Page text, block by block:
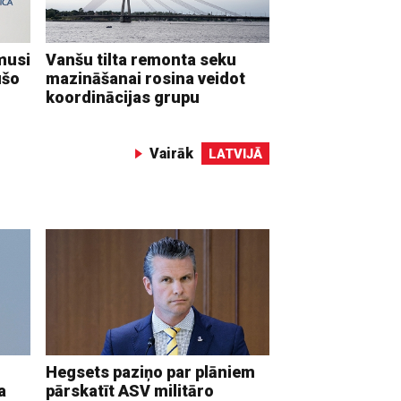
Vanšu tilta remonta seku
mazināšanai rosina veidot
koordinācijas grupu
Vairāk LATVIJĀ
Hegsets paziņo par plāniem
pārskatīt ASV militāro